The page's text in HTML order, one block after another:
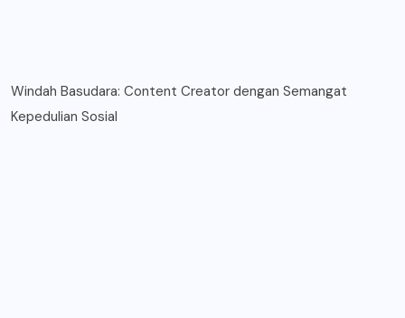
Windah Basudara: Content Creator dengan Semangat
Kepedulian Sosial